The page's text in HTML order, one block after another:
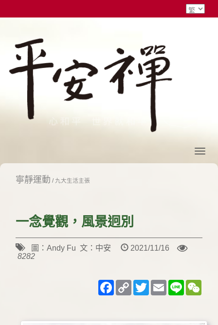
寧靜運動 / 九大生活主張
一念覺觀，風景迥別
圖：Andy Fu 文：中安
2021/11/16
8282
Facebook
Copy
Link
TwitterEmailLine